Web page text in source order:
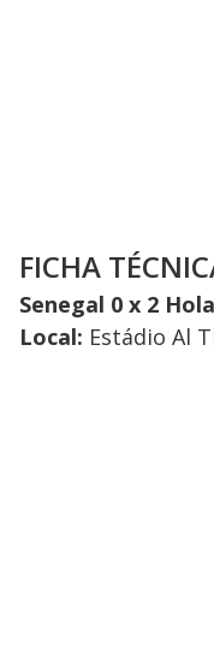
FICHA
Senegal 0 x 2
Local: Estádio Al